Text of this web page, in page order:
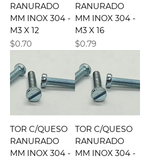
RANURADO
MM INOX 304 -
M3 X 12
Precio
$0.70
RANURADO
MM INOX 304 -
M3 X 16
Precio
$0.79
TOR C/QUESO
RANURADO
MM INOX 304 -
TOR C/QUESO
RANURADO
MM INOX 304 -